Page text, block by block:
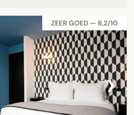
ZEER GOED — 8,2/10
›